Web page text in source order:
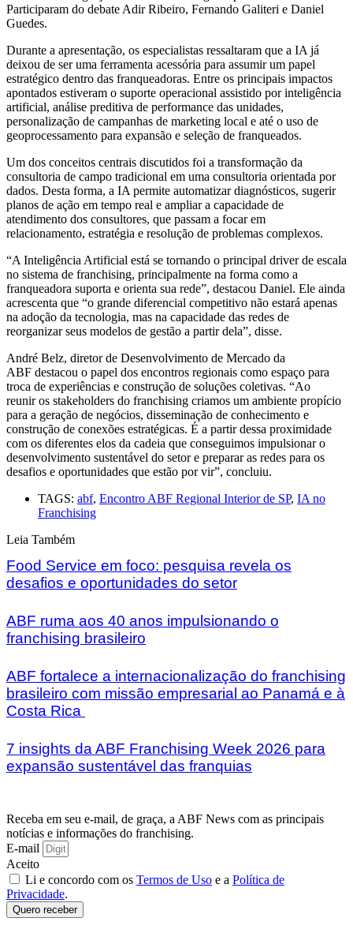
Participaram do debate Adir Ribeiro, Fernando Galiteri e Daniel
Guedes.
Durante a apresentação, os especialistas ressaltaram que a IA já
deixou de ser uma ferramenta acessória para assumir um papel
estratégico dentro das franqueadoras. Entre os principais impactos
apontados estiveram o suporte operacional assistido por inteligência
artificial, análise preditiva de performance das unidades,
personalização de campanhas de marketing local e até o uso de
geoprocessamento para expansão e seleção de franqueados.
Um dos conceitos centrais discutidos foi a transformação da
consultoria de campo tradicional em uma consultoria orientada por
dados. Desta forma, a IA permite automatizar diagnósticos, sugerir
planos de ação em tempo real e ampliar a capacidade de
atendimento dos consultores, que passam a focar em
relacionamento, estratégia e resolução de problemas complexos.
“A Inteligência Artificial está se tornando o principal driver de escala
no sistema de franchising, principalmente na forma como a
franqueadora suporta e orienta sua rede”, destacou Daniel. Ele ainda
acrescenta que “o grande diferencial competitivo não estará apenas
na adoção da tecnologia, mas na capacidade das redes de
reorganizar seus modelos de gestão a partir dela”, disse.
André Belz, diretor de Desenvolvimento de Mercado da
ABF destacou o papel dos encontros regionais como espaço para
troca de experiências e construção de soluções coletivas. “Ao
reunir os stakeholders do franchising criamos um ambiente propício
para a geração de negócios, disseminação de conhecimento e
construção de conexões estratégicas. É a partir dessa proximidade
com os diferentes elos da cadeia que conseguimos impulsionar o
desenvolvimento sustentável do setor e preparar as redes para os
desafios e oportunidades que estão por vir”, concluiu.
TAGS: abf, Encontro ABF Regional Interior de SP, IA no
Franchising
Leia Também
Food Service em foco: pesquisa revela os
desafios e oportunidades do setor
ABF ruma aos 40 anos impulsionando o
franchising brasileiro
ABF fortalece a internacionalização do franchising
brasileiro com missão empresarial ao Panamá e à
Costa Rica
7 insights da ABF Franchising Week 2026 para
expansão sustentável das franquias
Receba em seu e-mail, de graça, a ABF News com as principais
notícias e informações do franchising.
E-mail
Aceito
Li e concordo com os Termos de Uso e a Política de
Privacidade.
Quero receber